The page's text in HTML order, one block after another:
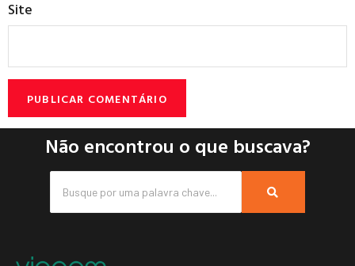
Site
Não encontrou o que buscava?